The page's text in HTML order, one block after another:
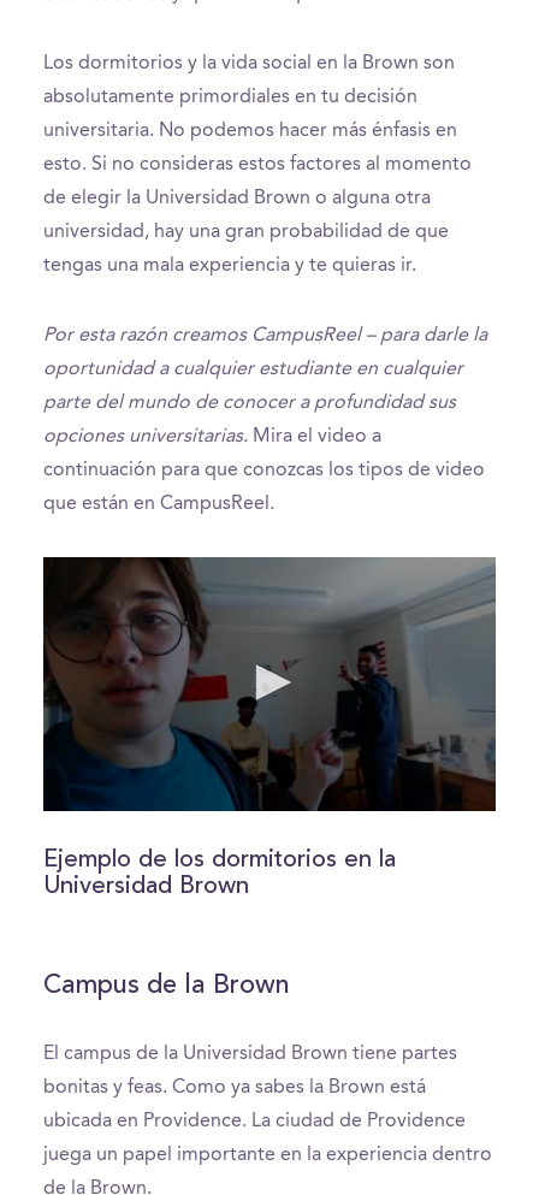
Los dormitorios y la vida social en la Brown son
absolutamente primordiales en tu decisión
universitaria. No podemos hacer más énfasis en
esto. Si no consideras estos factores al momento
de elegir la Universidad Brown o alguna otra
universidad, hay una gran probabilidad de que
tengas una mala experiencia y te quieras ir.
Por esta razón creamos CampusReel – para darle la
oportunidad a cualquier estudiante en cualquier
parte del mundo de conocer a profundidad sus
opciones universitarias. Mira el video a
continuación para que conozcas los tipos de video
que están en CampusReel.
of
0
seconds
Ejemplo de los dormitorios en la
Universidad Brown
Campus de la Brown
El campus de la Universidad Brown tiene partes
bonitas y feas. Como ya sabes la Brown está
ubicada en Providence. La ciudad de Providence
juega un papel importante en la experiencia dentro
de la Brown.